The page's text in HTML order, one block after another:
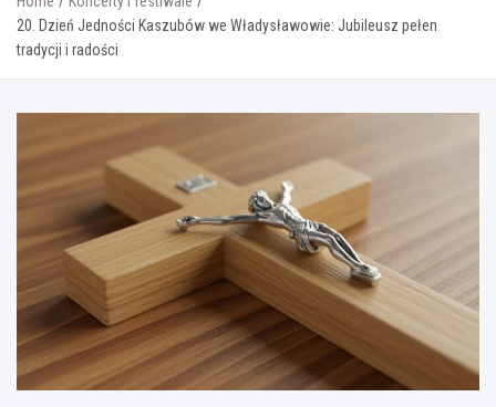
20. Dzień Jedności Kaszubów we Władysławowie: Jubileusz pełen
tradycji i radości